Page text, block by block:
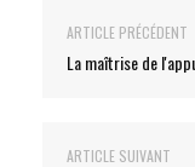
ARTICLE PRÉCÉDENT
La maîtrise de
ARTICLE SUIVANT